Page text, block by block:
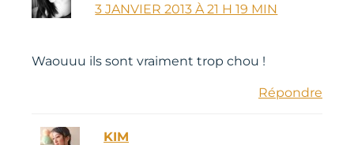
3 JANVIER 2013 À 21 H 19 MIN
Waouuu ils sont vraiment trop chou !
Répondre
KIM